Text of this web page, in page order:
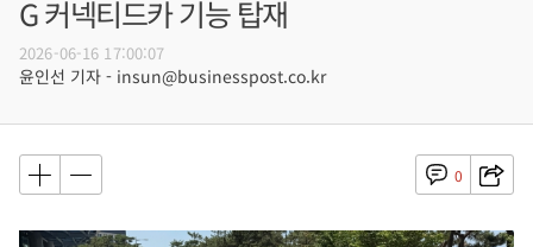
G 커넥티드카 기능 탑재
2026-06-16 17:00:07
윤인선 기자 - insun@businesspost.co.kr
0